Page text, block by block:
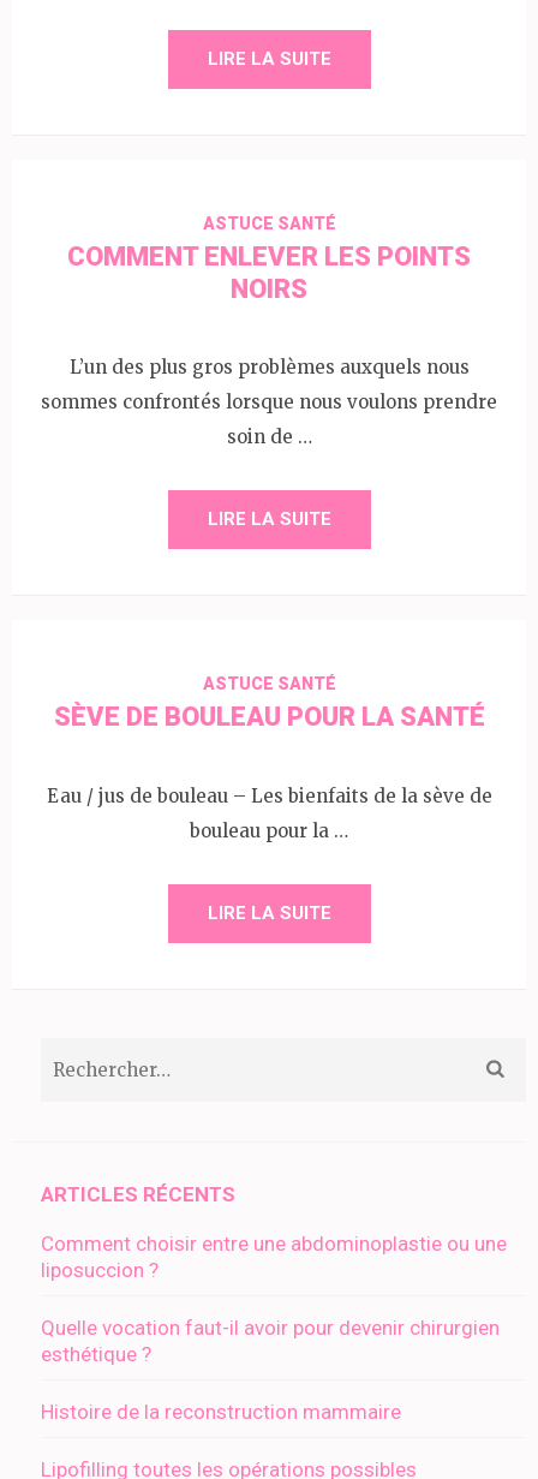
LIRE LA SUITE
ASTUCE SANTÉ
COMMENT ENLEVER LES POINTS
NOIRS
L’un des plus gros problèmes auxquels nous
sommes confrontés lorsque nous voulons prendre
soin de …
LIRE LA SUITE
ASTUCE SANTÉ
SÈVE DE BOULEAU POUR LA SANTÉ
Eau / jus de bouleau – Les bienfaits de la sève de
bouleau pour la …
LIRE LA SUITE
ARTICLES RÉCENTS
Comment choisir entre une abdominoplastie ou une
liposuccion ?
Quelle vocation faut-il avoir pour devenir chirurgien
esthétique ?
Histoire de la reconstruction mammaire
Lipofilling toutes les opérations possibles